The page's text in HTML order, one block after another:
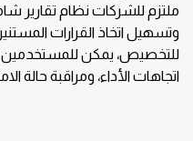
ملتزم للشركات نظام تقارير
وتسهيل اتخاذ القرارات
للتخصيص، يمكن للمستخدمين
اتجاهات الأداء، ومراقبة حالة